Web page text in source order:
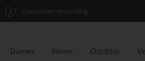
Duurzame verzending
Dames Heren Outdoor